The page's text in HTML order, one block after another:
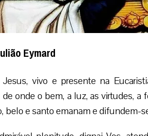
Eymard
vivo e presente na
onde o bem, a luz, as virtudes, a
belo e santo emanam e difundem-